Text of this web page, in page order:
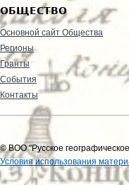
ОБЩЕСТВО
Основной сайт Общества
Регионы
Гранты
События
Контакты
© ВОО "Русское
Условия использования